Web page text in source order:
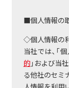
■個人情報の
◇個人情報の
当社では、「
的」および当
る他社のセミ